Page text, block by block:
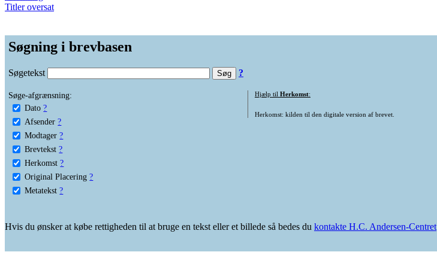
Titler oversat
Søgning i brevbasen
Søgetekst ?
Søge-afgrænsning:
Dato ?
Afsender ?
Modtager ?
Brevtekst ?
Herkomst ?
Original Placering ?
Metatekst ?
Hjælp til Herkomst:
Herkomst: kilden til den digitale version af brevet.
Hvis du ønsker at købe rettigheden til at bruge en tekst eller et billede så bedes du kontakte H.C. Andersen-Centret